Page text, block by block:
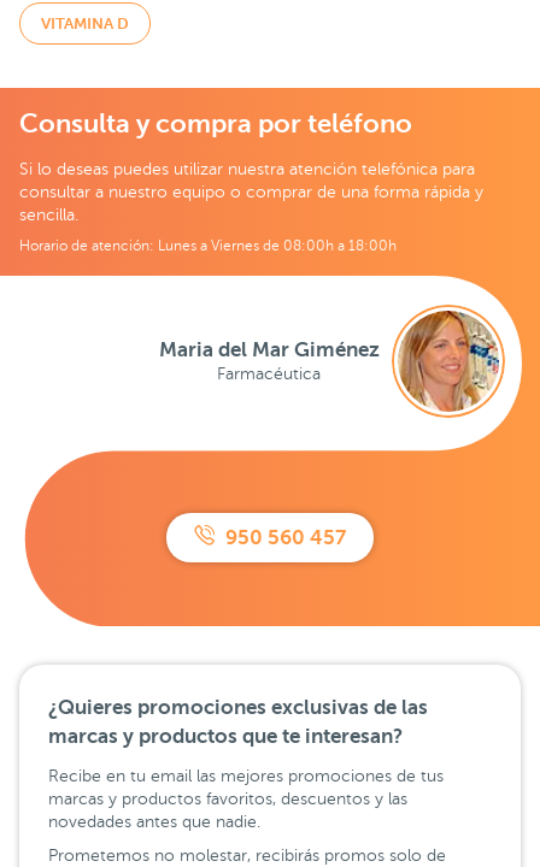
VITAMINA D
Consulta y compra por teléfono
Si lo deseas puedes utilizar nuestra atención telefónica para
consultar a nuestro equipo o comprar de una forma rápida y
sencilla.
Horario de atención: Lunes a Viernes de 08:00h a 18:00h
950 560 457
Maria del Mar Giménez
Farmacéutica
¿Quieres promociones exclusivas de las
marcas y productos que te interesan?
Recibe en tu email las mejores promociones de tus
marcas y productos favoritos, descuentos y las
novedades antes que nadie.
Prometemos no molestar, recibirás promos solo de